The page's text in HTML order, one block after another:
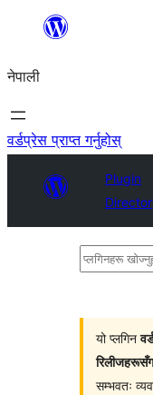
सामग्रीमा
नेपाली
वर्डप्रेस प्राप्त गर्नुहोस्
Plugin
प्लगिनहरू
यो प्लगिन
रिलीजहरूसँग
सम्भवतः